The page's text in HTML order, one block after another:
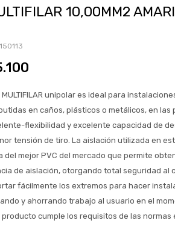
10,00MM2
MULTIFILAR unipolar es ideal para
en caños, plásticos o metálicos, en las
flexibilidad y excelente capacidad de
tensión de tiro. La aislación utilizada en
del mejor PVC del mercado que permite
de aislación, otorgando total seguridad al
fácilmente los extremos para hacer
y ahorrando trabajo al usuario en el
cumple los requisitos de las normas